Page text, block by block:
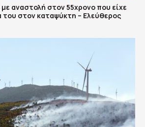
αναστολή στον 55χρονο που είχε
του στον καταψύκτη – Ελεύθερος